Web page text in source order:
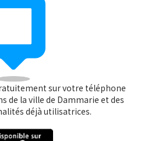
sur votre téléphone
de la ville de Dammarie et des
déjà utilisatrices.